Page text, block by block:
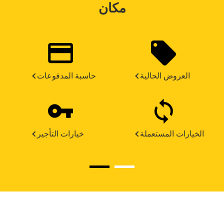
مكان
حاسبة المدفوعات العروض الحالية
خيارات التأجير الخيارات المستعملة